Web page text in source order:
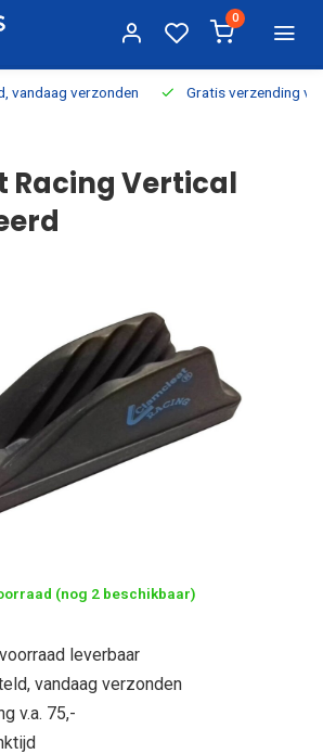
0
vandaag verzonden Gratis verzending
Racing Vertical
(nog 2 beschikbaar)
leverbaar
vandaag verzonden
v.a. 75,-